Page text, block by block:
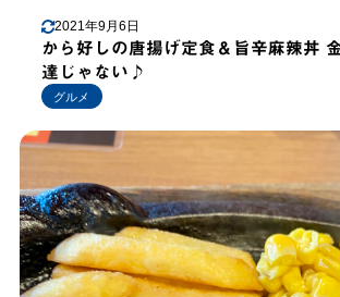
2021年9月6日
から好しの唐揚げ定食＆旨辛麻辣丼
達じゃない♪
グルメ